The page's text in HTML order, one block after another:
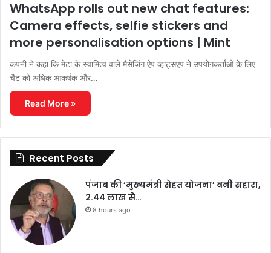
WhatsApp rolls out new chat features:
Camera effects, selfie stickers and
more personalisation options | Mint
कंपनी ने कहा कि मेटा के स्वामित्व वाले मैसेजिंग ऐप व्हाट्सएप ने उपयोगकर्ताओं के लिए
चैट को अधिक आकर्षक और…
Read More »
Recent Posts
पंजाब की ‘मुख्यमंत्री सेहत योजना’ बनी सहारा,
2.44 लाख से…
8 hours ago